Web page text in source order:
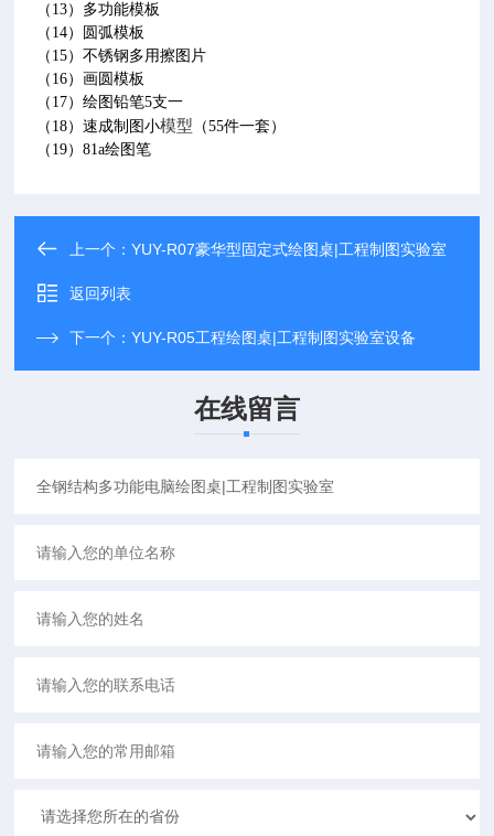
（13）多功能模板
（14）圆弧模板
（15）不锈钢多用擦图片
（16）画圆模板
（17）绘图铅笔5支一
（18）速成制图小模型 （55件一套）
（19）81a绘图笔
上一个：YUY-R07豪华型固定式绘图桌|工程制图实验室
返回列表
下一个：YUY-R05工程绘图桌|工程制图实验室设备
在线留言